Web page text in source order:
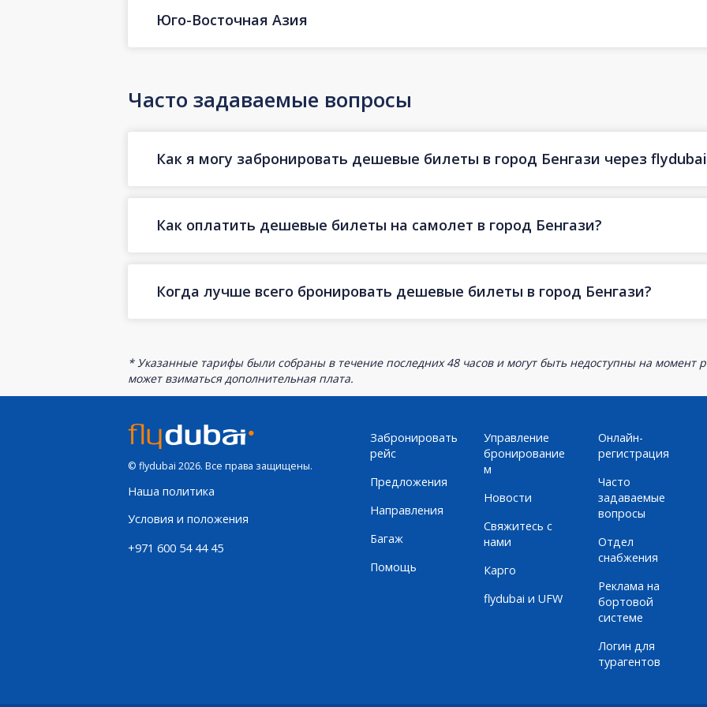
Юго-Восточная Азия
Часто задаваемые вопросы
Как я могу забронировать дешевые билеты в город Бенгази через
Как оплатить дешевые билеты на самолет в город Бенгази?
Когда лучше всего бронировать дешевые билеты в город Бенгази?
* Указанные тарифы были собраны в течение последних 48 часов и могут быть недоступны на момент
может взиматься дополнительная плата.
© flydubai 2026. Все права защищены.
Наша политика
Условия и положения
+971 600 54 44 45
Забронировать
рейс
Предложения
Направления
Багаж
Помощь
Управление
бронирование
м
Новости
Свяжитесь с
нами
Карго
flydubai и UFW
Онлайн-
регистрация
Часто
задаваемые
вопросы
Отдел
снабжения
Реклама на
бортовой
системе
Логин для
турагентов